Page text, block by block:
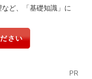
ど、「基礎知識」に
さい
PR